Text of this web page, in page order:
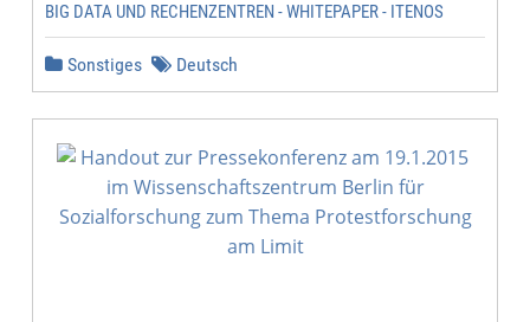
BIG DATA UND RECHENZENTREN - WHITEPAPER - ITENOS
Sonstiges Deutsch